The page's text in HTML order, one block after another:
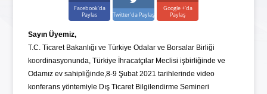
Facebook'da
Paylas
Twitter'da Paylaş
Google +'da
Paylaş
Sayın Üyemiz,
T.C. Ticaret Bakanlığı ve Türkiye Odalar ve Borsalar Birliği
koordinasyonunda, Türkiye İhracatçılar Meclisi işbirliğinde ve
Odamız ev sahipliğinde,8-9 Şubat 2021 tarihlerinde video
konferans yöntemiyle Dış Ticaret Bilgilendirme Semineri